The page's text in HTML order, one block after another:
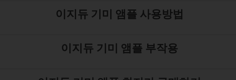
이지듀 기미 앰플 사용방법
이지듀 기미 앰플 부작용